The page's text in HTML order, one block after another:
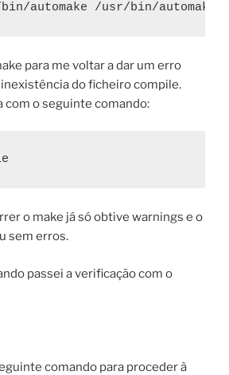
automake /usr/bin/automake-
para me voltar a dar um erro
do ficheiro compile.
com o seguinte comando:
o make já só obtive warnings e o
sem erros.
passei a verificação com o
comando para proceder à